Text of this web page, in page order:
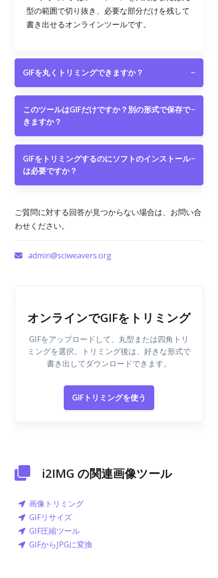
型の範囲で切り抜き、必要な部分だけを残して
書き出せるオンラインツールです。
GIFを丸くトリミングできますか？ −
このツールはGIFだけですか？別の形式で保存で
きますか？
−
GIFをトリミングするのにソフトのインストール
は必要ですか？
−
ご質問に対する回答が見つからない場合は、お問い合
わせください。
admin@sciweavers.org
オンラインでGIFをトリミング
GIFをアップロードして、丸型または四角トリ
ミングを選択。トリミング後は、好きな形式で
書き出してダウンロードできます。
GIFトリミングを使う
i2IMG の関連画像ツール
画像トリミング
GIFリサイズ
GIF圧縮ツール
GIFからJPGに変換